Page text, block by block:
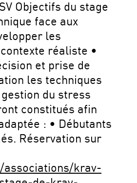
Objectifs du stage
face aux
les
réaliste •
et prise de
les techniques
du stress
constitués afin
: • Débutants
Réservation sur
associations/krav-